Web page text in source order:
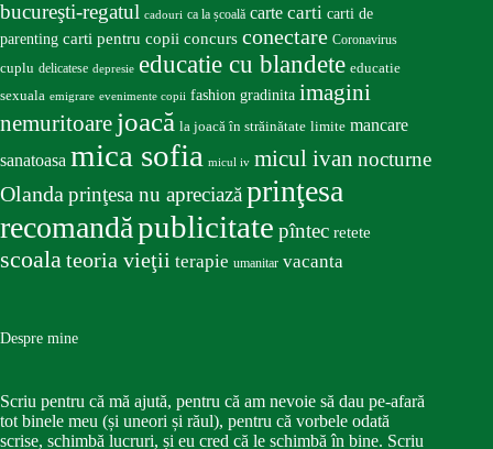
bucureşti-regatul cadouri ca la școală carte carti carti de
parenting carti pentru copii concurs conectare Coronavirus
cuplu delicatese depresie educatie cu blandete educatie
sexuala emigrare evenimente copii fashion gradinita imagini
nemuritoare joacă la joacă în străinătate limite mancare
sanatoasa mica sofia micul iv micul ivan nocturne
Olandaprinţesa nu apreciazăprinţesa
recomandăpublicitate pîntec retete
scoalateoria vieţii terapie umanitar vacanta
Despre mine
Scriu pentru că mă ajută, pentru că am nevoie să dau pe-afară
tot binele meu (și uneori și răul), pentru că vorbele odată
scrise, schimbă lucruri, și eu cred că le schimbă în bine. Scriu